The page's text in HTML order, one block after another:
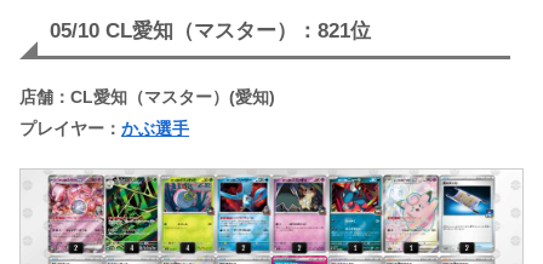
05/10 CL愛知（マスター）：821位
店舗：CL愛知（マスター）(愛知)
プレイヤー： かぶ選手